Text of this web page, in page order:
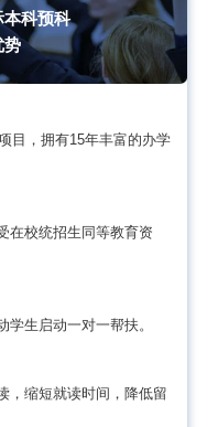
本科预科
势
目，拥有15年丰富的办学
在校统招生同等教育资
生启动一对一帮扶。
，缩短就读时间，降低留